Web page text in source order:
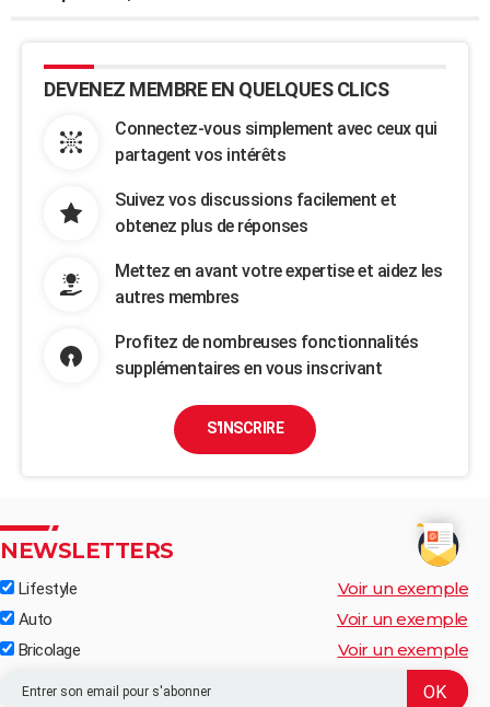
DEVENEZ MEMBRE EN QUELQUES CLICS
Connectez-vous simplement avec ceux qui
partagent vos intérêts
Suivez vos discussions facilement et
obtenez plus de réponses
Mettez en avant votre expertise et aidez les
autres membres
Profitez de nombreuses fonctionnalités
supplémentaires en vous inscrivant
S'INSCRIRE
NEWSLETTERS
Lifestyle Voir un exemple
Auto Voir un exemple
Bricolage Voir un exemple